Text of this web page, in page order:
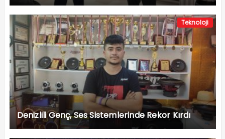
Teknoloji
Denizlili Genç, Ses Sistemlerinde Rekor Kırdı